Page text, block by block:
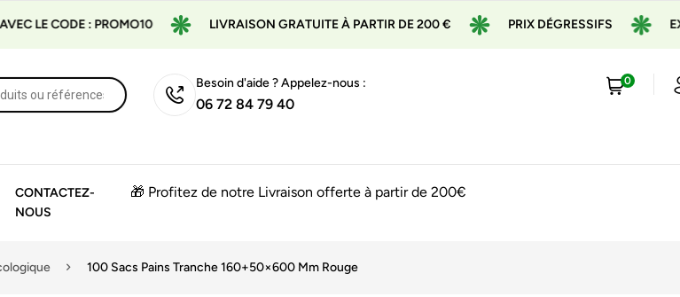
: PROMO10 LIVRAISON GRATUITE À PARTIR DE 200 € PRIX DÉGRESSIFS
Besoin d'aide ? Appelez-nous :
06 72 84 79 40
0
CONTACTEZ-
NOUS
🎁 Profitez de notre Livraison offerte à partir de 200€
100 Sacs Pains Tranche 160+50×600 Mm Rouge